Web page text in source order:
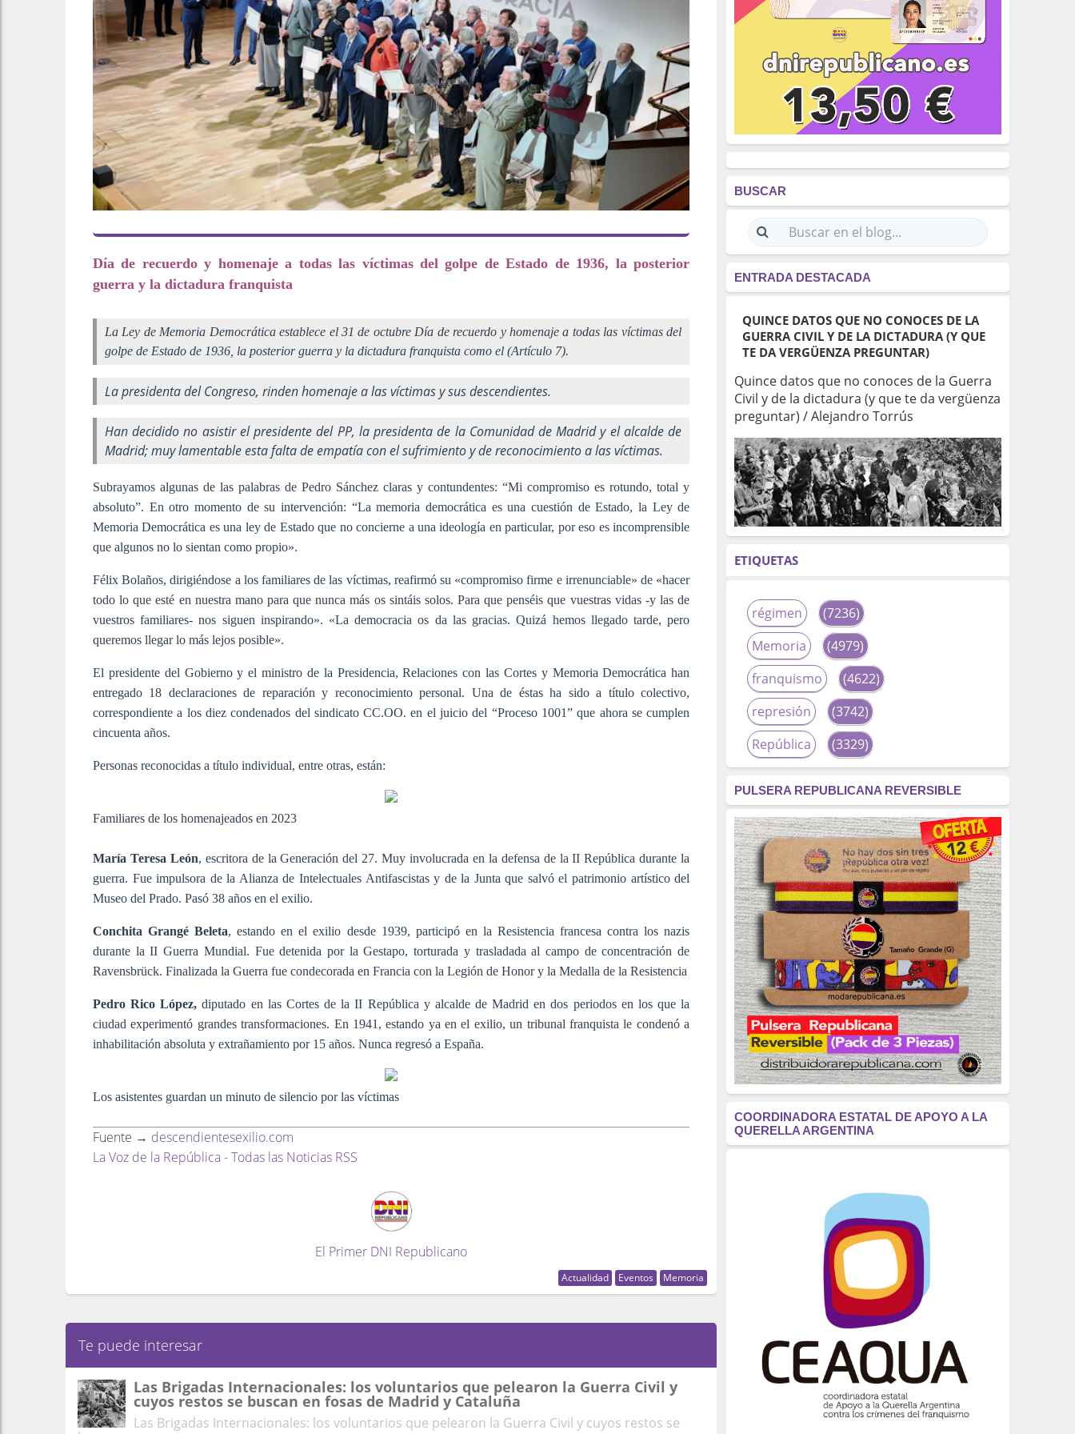
Día de recuerdo y homenaje a todas las víctimas del golpe de Estado de 1936, la posterior
guerra y la dictadura franquista
La Ley de Memoria Democrática establece el 31 de octubre Día de recuerdo y homenaje a todas las víctimas del
golpe de Estado de 1936, la posterior guerra y la dictadura franquista como el (Artículo 7).
La presidenta del Congreso, rinden homenaje a las víctimas y sus descendientes.
Han decidido no asistir el presidente del PP, la presidenta de la Comunidad de Madrid y el alcalde de
Madrid; muy lamentable esta falta de empatía con el sufrimiento y de reconocimiento a las víctimas.
Subrayamos algunas de las palabras de Pedro Sánchez claras y contundentes: “Mi compromiso es rotundo, total y
absoluto”. En otro momento de su intervención: “La memoria democrática es una cuestión de Estado, la Ley de
Memoria Democrática es una ley de Estado que no concierne a una ideología en particular, por eso es incomprensible
que algunos no lo sientan como propio».
Félix Bolaños, dirigiéndose a los familiares de las víctimas, reafirmó su «compromiso firme e irrenunciable» de «hacer
todo lo que esté en nuestra mano para que nunca más os sintáis solos. Para que penséis que vuestras vidas -y las de
vuestros familiares- nos siguen inspirando». «La democracia os da las gracias. Quizá hemos llegado tarde, pero
queremos llegar lo más lejos posible».
El presidente del Gobierno y el ministro de la Presidencia, Relaciones con las Cortes y Memoria Democrática han
entregado 18 declaraciones de reparación y reconocimiento personal. Una de éstas ha sido a título colectivo,
correspondiente a los diez condenados del sindicato CC.OO. en el juicio del “Proceso 1001” que ahora se cumplen
cincuenta años.
Personas reconocidas a título individual, entre otras, están:
Familiares de los homenajeados en 2023
María Teresa León, escritora de la Generación del 27. Muy involucrada en la defensa de la II República durante la
guerra. Fue impulsora de la Alianza de Intelectuales Antifascistas y de la Junta que salvó el patrimonio artístico del
Museo del Prado. Pasó 38 años en el exilio.
Conchita Grangé Beleta, estando en el exilio desde 1939, participó en la Resistencia francesa contra los nazis
durante la II Guerra Mundial. Fue detenida por la Gestapo, torturada y trasladada al campo de concentración de
Ravensbrück. Finalizada la Guerra fue condecorada en Francia con la Legión de Honor y la Medalla de la Resistencia
Pedro Rico López, diputado en las Cortes de la II República y alcalde de Madrid en dos periodos en los que la
ciudad experimentó grandes transformaciones. En 1941, estando ya en el exilio, un tribunal franquista le condenó a
inhabilitación absoluta y extrañamiento por 15 años. Nunca regresó a España.
Los asistentes guardan un minuto de silencio por las víctimas
Fuente → descendientesexilio.com
La Voz de la República - Todas las Noticias RSS
El Primer DNI Republicano
Actualidad Eventos Memoria
Te puede interesar
Las Brigadas Internacionales: los voluntarios que pelearon la Guerra Civil y
cuyos restos se buscan en fosas de Madrid y Cataluña
Las Brigadas Internacionales: los voluntarios que pelearon la Guerra Civil y cuyos restos se
BUSCAR
ENTRADA DESTACADA
QUINCE DATOS QUE NO CONOCES DE LA
GUERRA CIVIL Y DE LA DICTADURA (Y QUE
TE DA VERGÜENZA PREGUNTAR)
Quince datos que no conoces de la Guerra
Civil y de la dictadura (y que te da vergüenza
preguntar) / Alejandro Torrús
ETIQUETAS
régimen
(7236)
Memoria
(4979)
franquismo
(4622)
represión
(3742)
República
(3329)
fascismo
(2677)
tardofranquismo
(2320)
Actualidad
(2319)
monarquía
(2253)
borbones
(2176)
Cultura
(2163)
Guerra
(1674)
genocidio
(1234)
mujer
(1070)
Eventos
(914)
Crímenes del franquismo
(721)
(699)
(607)
neofranquismo
(567)
Justicia Universal
Derechos Humanos
(522)
Nacionalcatolicismo
(514)
PULSERA REPUBLICANA REVERSIBLE
COORDINADORA ESTATAL DE APOYO A LA
QUERELLA ARGENTINA